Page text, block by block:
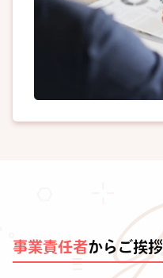
事業責任者からご挨拶